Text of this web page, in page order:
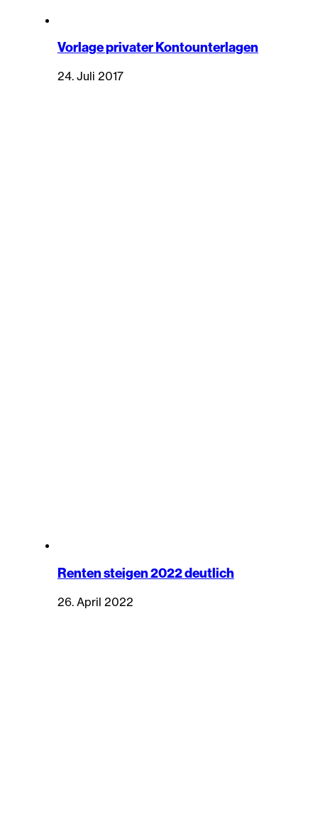
Vorlage privater Kontounterlagen
24. Juli 2017
Renten steigen 2022 deutlich
26. April 2022